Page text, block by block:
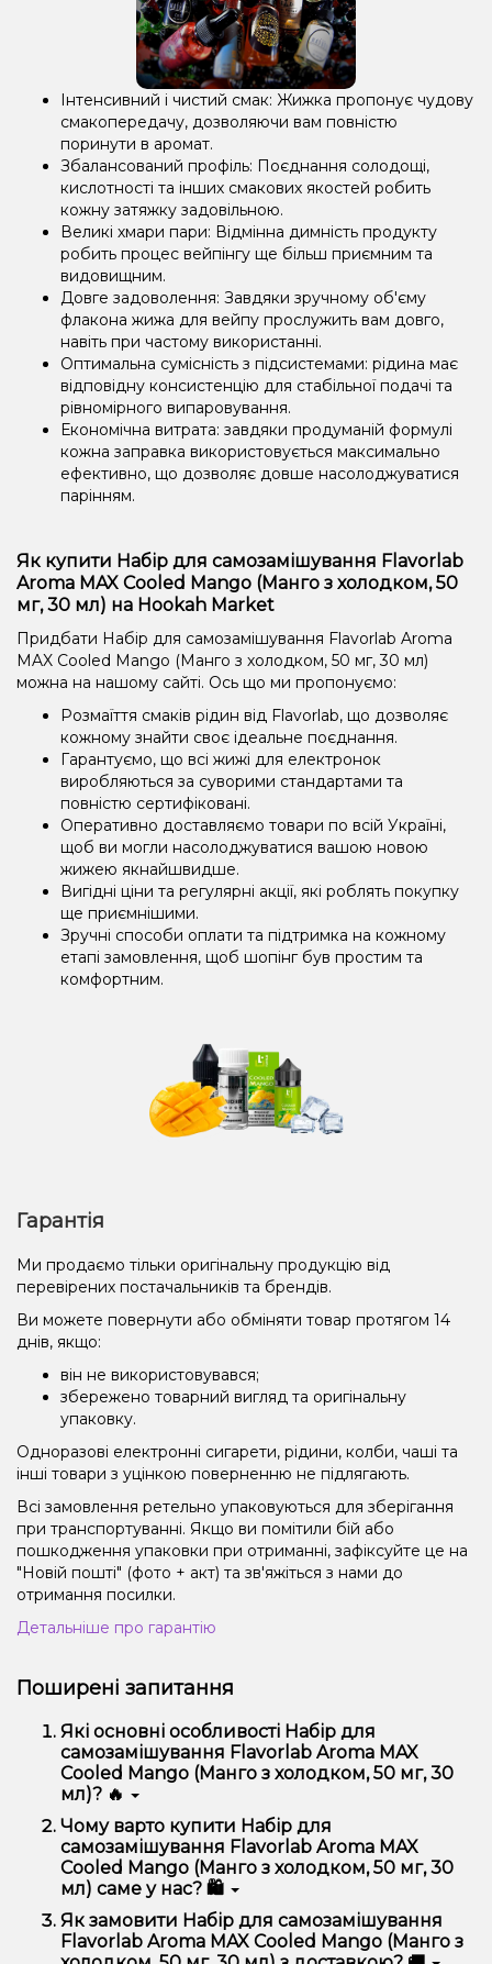
Інтенсивний і чистий смак: Жижка пропонує чудову
смакопередачу, дозволяючи вам повністю
поринути в аромат.
Збалансований профіль: Поєднання солодощі,
кислотності та інших смакових якостей робить
кожну затяжку задовільною.
Великі хмари пари: Відмінна димність продукту
робить процес вейпінгу ще більш приємним та
видовищним.
Довге задоволення: Завдяки зручному об'єму
флакона жижа для вейпу прослужить вам довго,
навіть при частому використанні.
Оптимальна сумісність з підсистемами: рідина має
відповідну консистенцію для стабільної подачі та
рівномірного випаровування.
Економічна витрата: завдяки продуманій формулі
кожна заправка використовується максимально
ефективно, що дозволяє довше насолоджуватися
парінням.
Як купити Набір для самозамішування Flavorlab
Aroma MAX Cooled Mango (Манго з холодком, 50
мг, 30 мл) на Hookah Market
Придбати Набір для самозамішування Flavorlab Aroma
MAX Cooled Mango (Манго з холодком, 50 мг, 30 мл)
можна на нашому сайті. Ось що ми пропонуємо:
Розмаїття смаків рідин від Flavorlab, що дозволяє
кожному знайти своє ідеальне поєднання.
Гарантуємо, що всі жижі для електронок
виробляються за суворими стандартами та
повністю сертифіковані.
Оперативно доставляємо товари по всій Україні,
щоб ви могли насолоджуватися вашою новою
жижею якнайшвидше.
Вигідні ціни та регулярні акції, які роблять покупку
ще приємнішими.
Зручні способи оплати та підтримка на кожному
етапі замовлення, щоб шопінг був простим та
комфортним.
Гарантія
Ми продаємо тільки оригінальну продукцію від
перевірених постачальників та брендів.
Ви можете повернути або обміняти товар протягом 14
днів, якщо:
він не використовувався;
збережено товарний вигляд та оригінальну
упаковку.
Одноразові електронні сигарети, рідини, колби, чаші та
інші товари з уцінкою поверненню не підлягають.
Всі замовлення ретельно упаковуються для зберігання
при транспортуванні. Якщо ви помітили бій або
пошкодження упаковки при отриманні, зафіксуйте це на
"Новій пошті" (фото + акт) та зв'яжіться з нами до
отримання посилки.
Детальніше про гарантію
Поширені запитання
Які основні особливості Набір для
самозамішування Flavorlab Aroma MAX
Cooled Mango (Манго з холодком, 50 мг, 30
мл)? 🔥
Набір для самозамішування Flavorlab Aroma MAX
Cooled Mango (Манго з холодком, 50 мг, 30 мл)
відрізняється високою якістю, зручністю
використання та надійністю.
Чому варто купити Набір для
самозамішування Flavorlab Aroma MAX
Cooled Mango (Манго з холодком, 50 мг, 30
мл) саме у нас? 🛍️
Ми пропонуємо тільки оригінальну продукцію,
широкий асортимент, вигідні ціни та швидку
доставку. Крім того, у нас регулярні акції та знижки
Як замовити Набір для самозамішування
Flavorlab Aroma MAX Cooled Mango (Манго з